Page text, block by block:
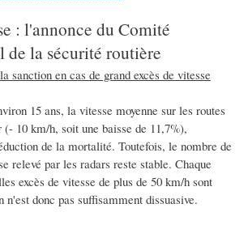
: l'annonce du Comité
la sécurité routière
sanction en cas de grand excès de vitesse
15 ans, la vitesse moyenne sur les routes
10 km/h, soit une baisse de 11,7%),
de la mortalité. Toutefois, le nombre de
relevé par les radars reste stable. Chaque
excès de vitesse de plus de 50 km/h sont
n'est donc pas suffisamment dissuasive.